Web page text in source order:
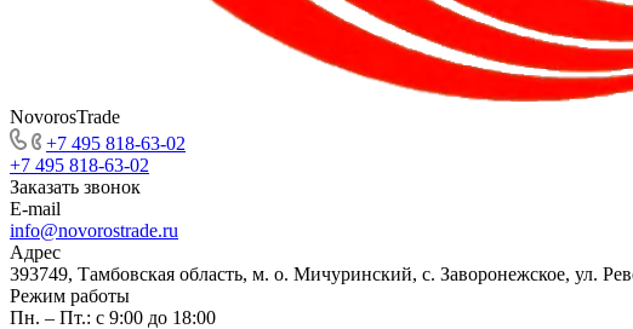
NovorosTrade
+7 495 818-63-02
+7 495 818-63-02
Заказать звонок
E-mail
info@novorostrade.ru
Адрес
393749, Тамбовская область, м. о. Мичуринский, с. Заворонежское, ул.
Режим работы
Пн. – Пт.: с 9:00 до 18:00